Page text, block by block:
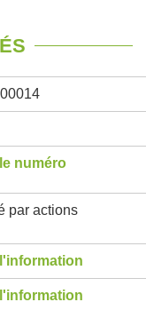
numéro
par actions